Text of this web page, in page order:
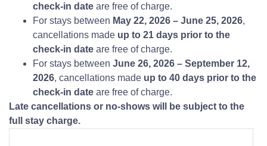
check-in date are free of charge.
For stays between May 22, 2026 – June 25, 2026,
cancellations made up to 21 days prior to the
check-in date are free of charge.
For stays between June 26, 2026 – September 12,
2026, cancellations made up to 40 days prior to the
check-in date are free of charge.
Late cancellations or no-shows will be subject to the
full stay charge.